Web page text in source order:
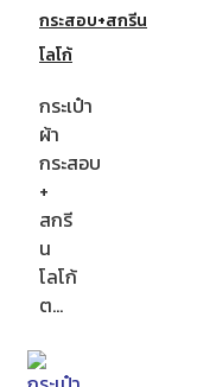
กระสอบ+สกรีน
โลโก้
กระเป๋า
ผ้า
กระสอบ
+
สกรี
น
โลโก้
ต…